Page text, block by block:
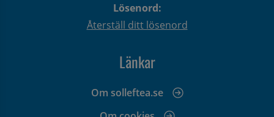
Lösenord:
Återställ ditt lösenord
Länkar
Om solleftea.se